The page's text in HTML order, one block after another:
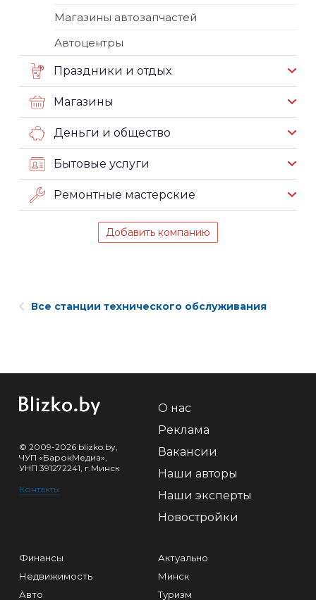
Магазины автозапчастей
Автоцентры
Праздники и отдых
Магазины
Деньги и общество
Бытовые услуги
Ремонтные мастерские
Добавить компанию
Все станции технического обслуживания
© 2009-2026 blizko.by,
ЧУП «БарокМедиа»,
УНП 391272241, г.Минск
Контакты
О нас
Реклама
Вакансии
Наши авторы
Наши эксперты
Новостройки
Финансы
Недвижимость
Авто
Актуально
Минск
Туризм